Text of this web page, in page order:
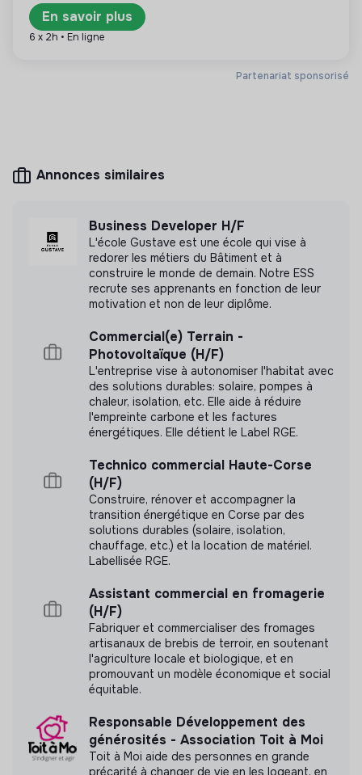
Plus d'informations
Entreprise
Mesure d'impact
d'impact
Cette structure n'a pas souhaité nous
communiquer les labels ou certifications qu'elle a
pu obtenir.
Documents
N'a pas encore communiqué de documents de
transparence
Partenariat sponsorisé
En savoir plus
6 x 2h • En ligne
Annonces similaires
Business Developer H/F
L'école Gustave est une école qui vise à
redorer les métiers du Bâtiment et à
construire le monde de demain. Notre ESS
recrute ses apprenants en fonction de leur
motivation et non de leur diplôme.
Commercial(e) Terrain -
Photovoltaïque (H/F)
L'entreprise vise à autonomiser l'habitat avec
des solutions durables: solaire, pompes à
chaleur, isolation, etc. Elle aide à réduire
l'empreinte carbone et les factures
énergétiques. Elle détient le Label RGE.
Technico commercial Haute-Corse
(H/F)
Construire, rénover et accompagner la
transition énergétique en Corse par des
solutions durables (solaire, isolation,
chauffage, etc.) et la location de matériel.
Labellisée RGE.
Assistant commercial en fromagerie
(H/F)
Fabriquer et commercialiser des fromages
artisanaux de brebis de terroir, en soutenant
l'agriculture locale et biologique, et en
promouvant un modèle économique et social
équitable.
Responsable Développement des
générosités - Association Toit à Moi
Toit à Moi aide des personnes en grande
précarité à changer de vie en les logeant, en